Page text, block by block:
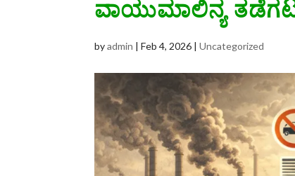
ವಾಯುಮಾಲಿನ್ಯ
byadmin |Feb 4, 2026 |Uncategorized